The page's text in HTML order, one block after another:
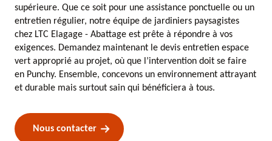
supérieure. Que ce soit pour une assistance ponctuelle ou un
entretien régulier, notre équipe de jardiniers paysagistes
chez LTC Elagage - Abattage est prête à répondre à vos
exigences. Demandez maintenant le devis entretien espace
vert approprié au projet, où que l’intervention doit se faire
en Punchy. Ensemble, concevons un environnement attrayant
et durable mais surtout sain qui bénéficiera à tous.
Nous contacter